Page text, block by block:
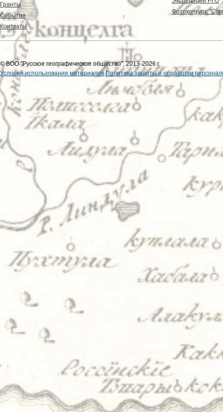
Гранты
События
Контакты
Фотоконкурс
© ВОО "Русское географическое общество", 2013-2026 г.
Условия использования материалов Политика защиты и обработки